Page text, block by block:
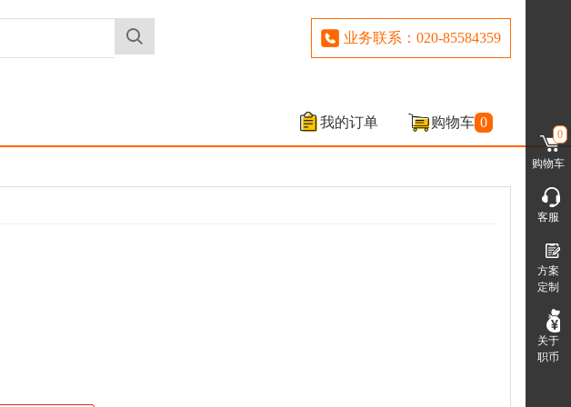
业务联系：020-85584359
我的订单 购物车 0
购物车
0
客服
方案
定制
关于
职币